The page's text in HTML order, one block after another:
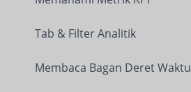
Tab & Filter Analitik
Membaca Bagan Deret Waktu